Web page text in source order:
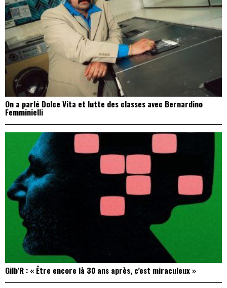
On a parlé Dolce Vita et lutte des classes avec Bernardino
Femminielli
Gilb’R : « Être encore là 30 ans après, c’est miraculeux »